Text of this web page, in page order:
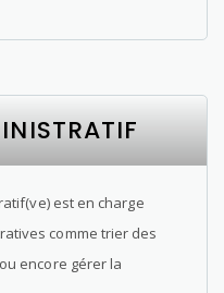
est en charge
comme trier des
encore gérer la